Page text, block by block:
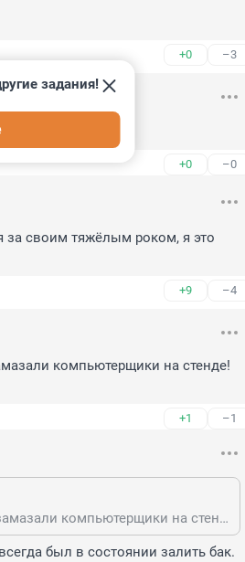
+0 –3
+0 –0
задания!
за своим тяжёлым роком, я это
+9 –4
компьютерщики на стенде!
+1 –1
А скока стоила горючка в то время?Стыдливо замазали компьютерщики на стенде!Может кто то помнит?
был в состоянии залить бак.